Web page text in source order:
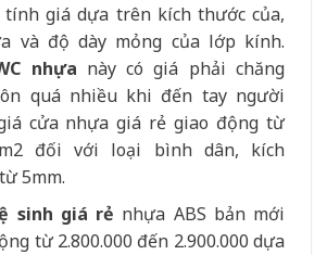
tính giá dựa trên kích thước của,
và độ dày mỏng của lớp kính.
nhựa này có giá phải chăng
quá nhiều khi đến tay người
cửa nhựa giá rẻ giao động từ
m2 đối với loại bình dân, kích
5mm.
sinh giá rẻ nhựa ABS bản mới
từ 2.800.000 đến 2.900.000 dựa